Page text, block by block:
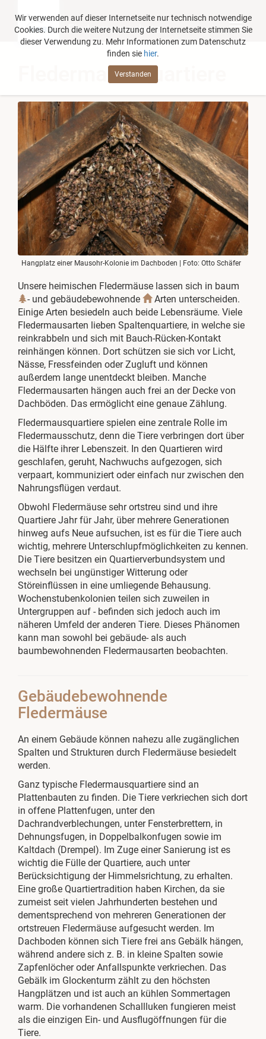
Wir verwenden auf dieser Internetseite nur technisch notwendige
Cookies. Durch die weitere Nutzung der Internetseite stimmen Sie
dieser Verwendung zu. Mehr Informationen zum Datenschutz
finden sie hier.
Verstanden
Fledermausschutz
Fledermaus-Quartiere
Hangplatz einer Mausohr-Kolonie im Dachboden | Foto: Otto Schäfer
Unsere heimischen Fledermäuse lassen sich in baum
- und gebäudebewohnende
Arten unterscheiden.
Einige Arten besiedeln auch beide Lebensräume. Viele
Fledermausarten lieben Spaltenquartiere, in welche sie
reinkrabbeln und sich mit Bauch-Rücken-Kontakt
reinhängen können. Dort schützen sie sich vor Licht,
Nässe, Fressfeinden oder Zugluft und können
außerdem lange unentdeckt bleiben. Manche
Fledermausarten hängen auch frei an der Decke von
Dachböden. Das ermöglicht eine genaue Zählung.
Fledermausquartiere spielen eine zentrale Rolle im
Fledermausschutz, denn die Tiere verbringen dort über
die Hälfte ihrer Lebenszeit. In den Quartieren wird
geschlafen, geruht, Nachwuchs aufgezogen, sich
verpaart, kommuniziert oder einfach nur zwischen den
Nahrungsflügen verdaut.
Obwohl Fledermäuse sehr ortstreu sind und ihre
Quartiere Jahr für Jahr, über mehrere Generationen
hinweg aufs Neue aufsuchen, ist es für die Tiere auch
wichtig, mehrere Unterschlupfmöglichkeiten zu kennen.
Die Tiere besitzen ein Quartierverbundsystem und
wechseln bei ungünstiger Witterung oder
Störeinflüssen in eine umliegende Behausung.
Wochenstubenkolonien teilen sich zuweilen in
Untergruppen auf - befinden sich jedoch auch im
näheren Umfeld der anderen Tiere. Dieses Phänomen
kann man sowohl bei gebäude- als auch
baumbewohnenden Fledermausarten beobachten.
Gebäudebewohnende
Fledermäuse
An einem Gebäude können nahezu alle zugänglichen
Spalten und Strukturen durch Fledermäuse besiedelt
werden.
Ganz typische Fledermausquartiere sind an
Plattenbauten zu finden. Die Tiere verkriechen sich dort
in offene Plattenfugen, unter den
Dachrandverblechungen, unter Fensterbrettern, in
Dehnungsfugen, in Doppelbalkonfugen sowie im
Kaltdach (Drempel). Im Zuge einer Sanierung ist es
wichtig die Fülle der Quartiere, auch unter
Berücksichtigung der Himmelsrichtung, zu erhalten.
Eine große Quartiertradition haben Kirchen, da sie
zumeist seit vielen Jahrhunderten bestehen und
dementsprechend von mehreren Generationen der
ortstreuen Fledermäuse aufgesucht werden. Im
Dachboden können sich Tiere frei ans Gebälk hängen,
während andere sich z. B. in kleine Spalten sowie
Zapfenlöcher oder Anfallspunkte verkriechen. Das
Gebälk im Glockenturm zählt zu den höchsten
Hangplätzen und ist auch an kühlen Sommertagen
warm. Die vorhandenen Schallluken fungieren meist
als die einzigen Ein- und Ausflugöffnungen für die
Tiere.